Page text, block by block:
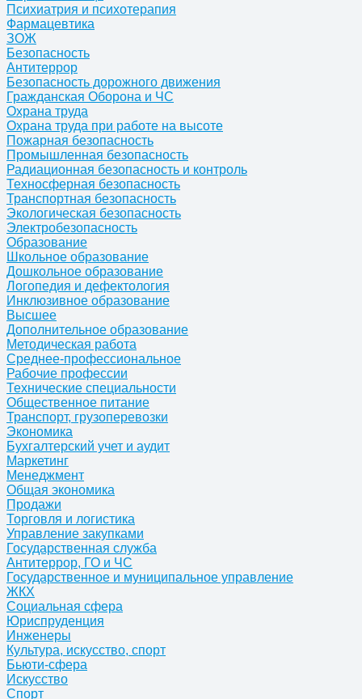
Психиатрия и психотерапия
Фармацевтика
ЗОЖ
Безопасность
Антитеррор
Безопасность дорожного движения
Гражданская Оборона и ЧС
Охрана труда
Охрана труда при работе на высоте
Пожарная безопасность
Промышленная безопасность
Радиационная безопасность и контроль
Техносферная безопасность
Транспортная безопасность
Экологическая безопасность
Электробезопасность
Образование
Школьное образование
Дошкольное образование
Логопедия и дефектология
Инклюзивное образование
Высшее
Дополнительное образование
Методическая работа
Среднее-профессиональное
Рабочие профессии
Технические специальности
Общественное питание
Транспорт, грузоперевозки
Экономика
Бухгалтерский учет и аудит
Маркетинг
Менеджмент
Общая экономика
Продажи
Торговля и логистика
Управление закупками
Государственная служба
Антитеррор, ГО и ЧС
Государственное и муниципальное управление
ЖКХ
Социальная сфера
Юриспруденция
Инженеры
Культура, искусство, спорт
Бьюти-сфера
Искусство
Спорт